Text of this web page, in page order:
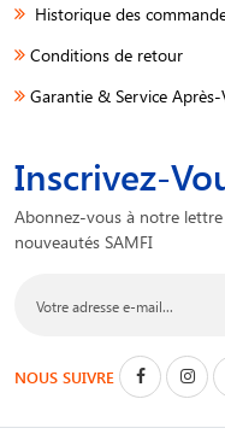
Historique des
Conditions de retour
Garantie & Service Après-
Inscrivez-
Abonnez-vous à notre
nouveautés SAMFI
NOUS SUIVRE